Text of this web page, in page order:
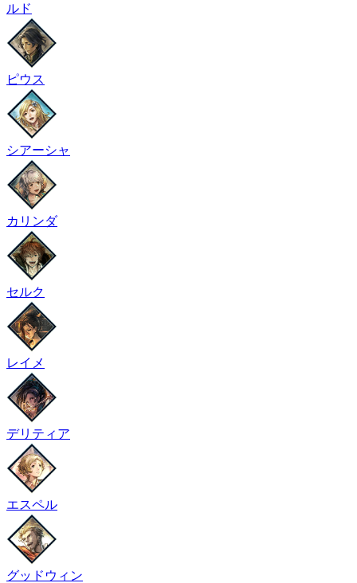
ルド
ピウス
シアーシャ
カリンダ
セルク
レイメ
デリティア
エスペル
グッドウィン